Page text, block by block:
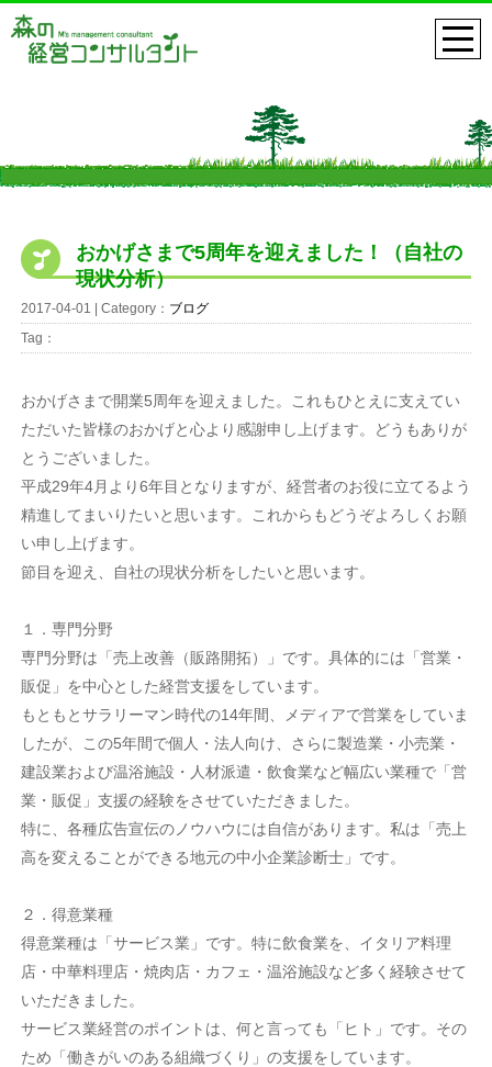
おかげさまで5周年を迎えました！（自社の
現状分析）
2017-04-01 | Category： ブログ
Tag：
おかげさまで開業5周年を迎えました。これもひとえに支えてい
ただいた皆様のおかげと心より感謝申し上げます。どうもありが
とうございました。
平成29年4月より6年目となりますが、経営者のお役に立てるよう
精進してまいりたいと思います。これからもどうぞよろしくお願
い申し上げます。
節目を迎え、自社の現状分析をしたいと思います。
１．専門分野
専門分野は「売上改善（販路開拓）」です。具体的には「営業・
販促」を中心とした経営支援をしています。
もともとサラリーマン時代の14年間、メディアで営業をしていま
したが、この5年間で個人・法人向け、さらに製造業・小売業・
建設業および温浴施設・人材派遣・飲食業など幅広い業種で「営
業・販促」支援の経験をさせていただきました。
特に、各種広告宣伝のノウハウには自信があります。私は「売上
高を変えることができる地元の中小企業診断士」です。
２．得意業種
得意業種は「サービス業」です。特に飲食業を、イタリア料理
店・中華料理店・焼肉店・カフェ・温浴施設など多く経験させて
いただきました。
サービス業経営のポイントは、何と言っても「ヒト」です。その
ため「働きがいのある組織づくり」の支援をしています。